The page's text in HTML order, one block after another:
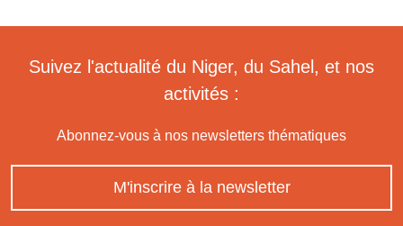
Suivez l'actualité du Niger, du Sahel, et nos
activités :
Abonnez-vous à nos newsletters thématiques
M'inscrire à la newsletter